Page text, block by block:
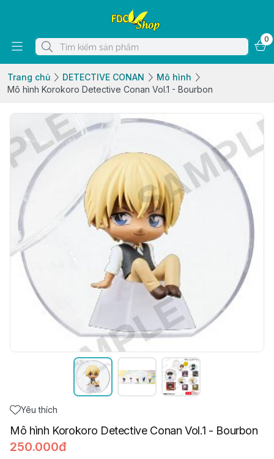
0
Trang chủ DETECTIVE CONAN
Mô hình
Mô hình Korokoro Detective Conan Vol.1 - Bourbon
Yêu thích
Mô hình Korokoro Detective Conan Vol.1 - Bourbon
250.000đ